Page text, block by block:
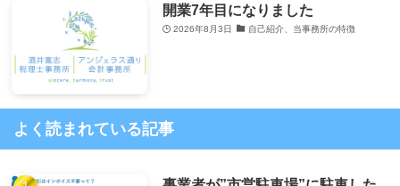
開業7年目になりました
2026年8月3日 自己紹介、当事務所の特徴
よく読まれている記事